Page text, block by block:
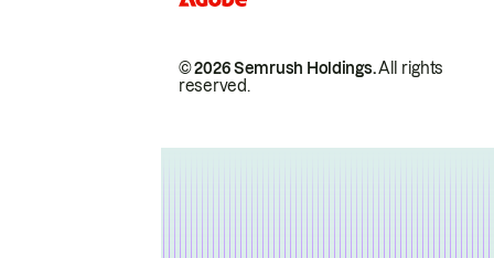
© 2026 Semrush Holdings.All rights
reserved.